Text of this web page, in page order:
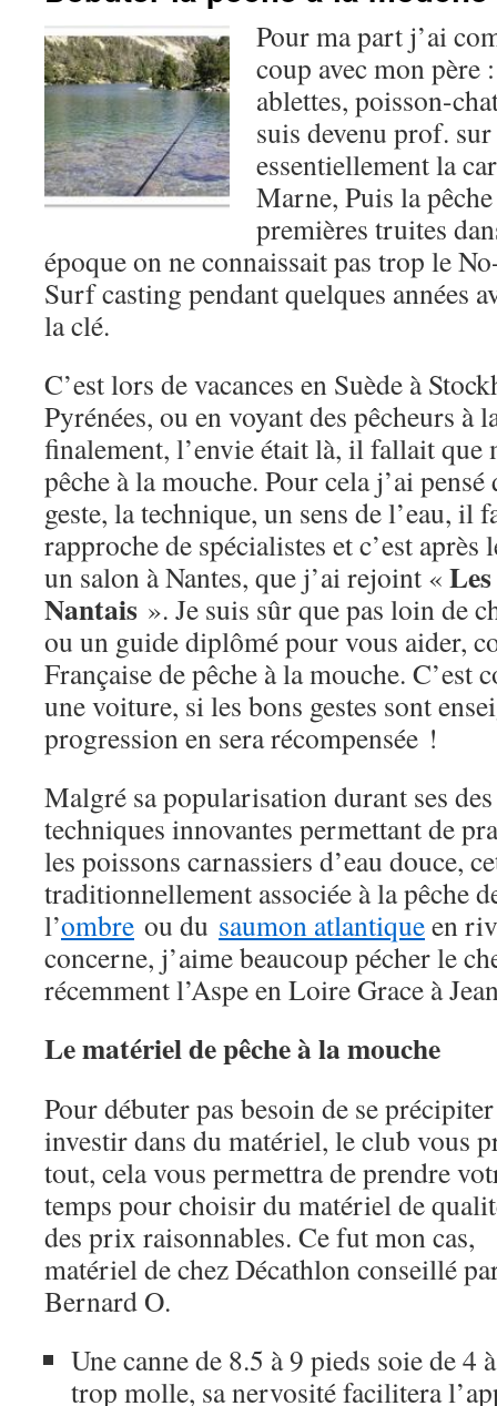
Pour ma part j’ai
coup avec mon père
ablettes, poisson-
suis devenu prof.
essentiellement la
Marne, Puis la
premières truites
époque on ne connaissait pas trop le
Surf casting pendant quelques années
la clé.
C’est lors de vacances en Suède à
Pyrénées, ou en voyant des pêcheurs à
finalement, l’envie était là, il fallait que
pêche à la mouche. Pour cela j’ai
geste, la technique, un sens de l’eau, il
rapproche de spécialistes et c’est
un salon à Nantes, que j’ai rejoint «
Nantais ». Je suis sûr que pas loin de
ou un guide diplômé pour vous aider,
Française de pêche à la mouche. C’est
une voiture, si les bons gestes sont
progression en sera récompensée !
Malgré sa popularisation durant ses des
techniques innovantes permettant de
les poissons carnassiers d’eau douce,
traditionnellement associée à la pêche
l’ombre ou du saumon atlantiqueen
concerne, j’aime beaucoup pécher le
récemment l’Aspe en Loire Grace à
Le matériel de pêche à la mouche
Pour débuter pas besoin de se
investir dans du matériel, le club vous
tout, cela vous permettra de prendre
temps pour choisir du matériel de
des prix raisonnables. Ce fut mon cas,
matériel de chez Décathlon conseillé
Bernard O.
Une canne de 8.5 à 9 pieds soie de 4
trop molle, sa nervosité facilitera